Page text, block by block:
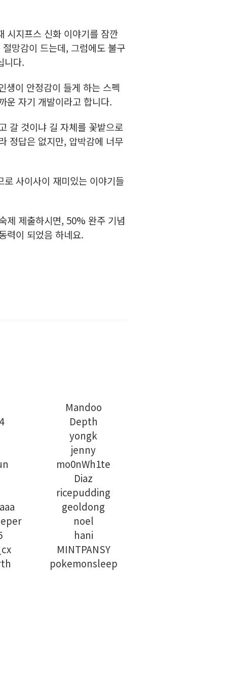
시지프스 신화 이야기를 잠깐
망감이 드는데, 그럼에도 불구
니다.
이 안정감이 들게 하는 스펙
자기 개발이라고 합니다.
갈 것이냐 길 자체를 꽃밭으로
정답은 없지만, 압박감에 너무
사이사이 재미있는 이야기들
제 제출하시면, 50% 완주 기념
력이 되었음 하네요.
Mandoo
Depth
yongk
jenny
mo0nWh1te
Diaz
ricepudding
geoldong
noel
hani
MINTPANSY
pokemonsleep